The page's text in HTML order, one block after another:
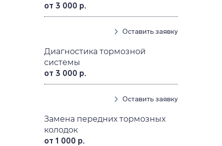
от 3 000 р.
Оставить заявку
Диагностика тормозной
системы
от 3 000 р.
Оставить заявку
Замена передних тормозных
колодок
от 1 000 р.